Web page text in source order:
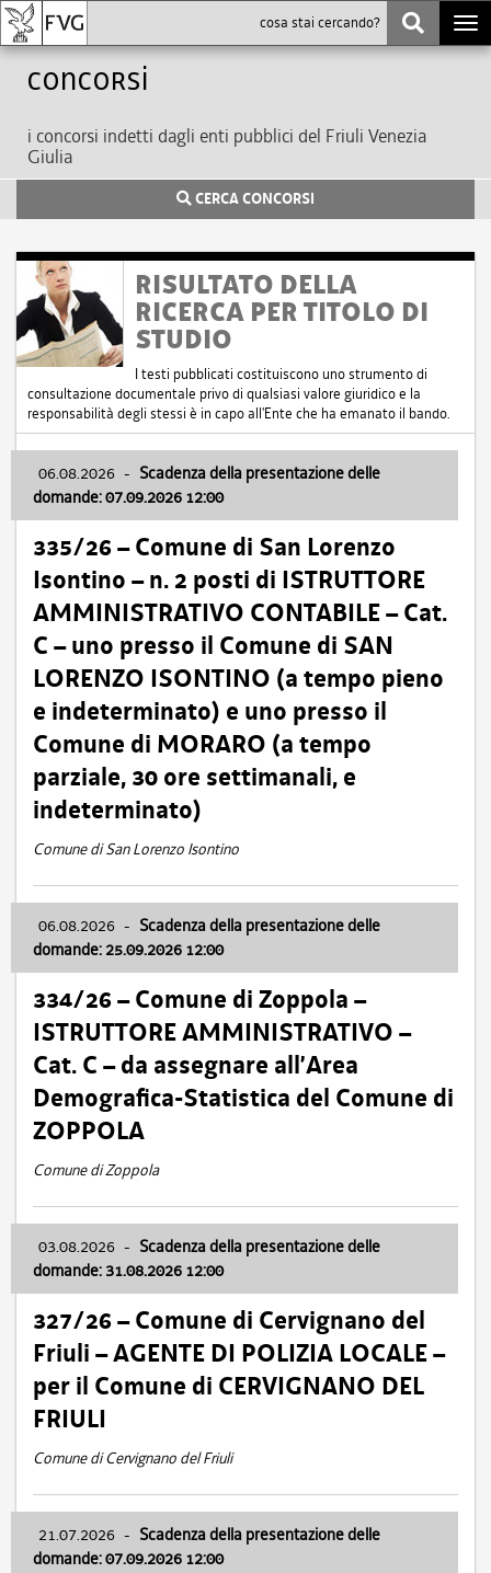
Concorsi
i concorsi indetti dagli enti pubblici del Friuli Venezia
Giulia
CERCA CONCORSI
RISULTATO DELLA
RICERCA PER TITOLO DI
STUDIO
I testi pubblicati costituiscono uno strumento di
consultazione documentale privo di qualsiasi valore giuridico e la
responsabilità degli stessi è in capo all'Ente che ha emanato il bando.
06.08.2026 - Scadenza della presentazione delle
domande: 07.09.2026 12:00
335/26 – Comune di San Lorenzo
Isontino – n. 2 posti di ISTRUTTORE
AMMINISTRATIVO CONTABILE – Cat.
C – uno presso il Comune di SAN
LORENZO ISONTINO (a tempo pieno
e indeterminato) e uno presso il
Comune di MORARO (a tempo
parziale, 30 ore settimanali, e
indeterminato)
Comune di San Lorenzo Isontino
06.08.2026 - Scadenza della presentazione delle
domande: 25.09.2026 12:00
334/26 – Comune di Zoppola –
ISTRUTTORE AMMINISTRATIVO –
Cat. C – da assegnare all’Area
Demografica-Statistica del Comune di
ZOPPOLA
Comune di Zoppola
03.08.2026 - Scadenza della presentazione delle
domande: 31.08.2026 12:00
327/26 – Comune di Cervignano del
Friuli – AGENTE DI POLIZIA LOCALE –
per il Comune di CERVIGNANO DEL
FRIULI
Comune di Cervignano del Friuli
21.07.2026 - Scadenza della presentazione delle
domande: 07.09.2026 12:00